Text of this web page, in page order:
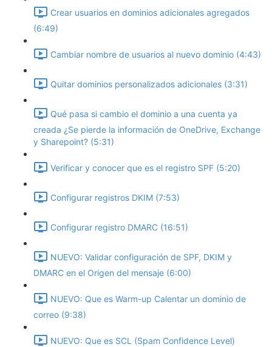
Crear usuarios en dominios adicionales agregados
(6:49)
Cambiar nombre de usuarios al nuevo dominio (4:43)
Quitar dominios personalizados adicionales (3:31)
Qué pasa si cambio el dominio a una cuenta ya
creada ¿Se pierde la información de OneDrive, Exchange
y Sharepoint? (5:31)
Verificar y conocer que es el registro SPF (5:20)
Configurar registros DKIM (7:53)
Configurar registro DMARC (16:51)
NUEVO: Validar configuración de SPF, DKIM y
DMARC en el Origen del mensaje (6:00)
NUEVO: Que es Warm-up Calentar un dominio de
correo (9:38)
NUEVO: Que es SCL (Spam Confidence Level)